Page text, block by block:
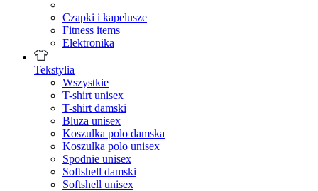
Czapki i kapelusze
Fitness items
Elektronika
Tekstylia
Wszystkie
T-shirt unisex
T-shirt damski
Bluza unisex
Koszulka polo damska
Koszulka polo unisex
Spodnie unisex
Softshell damski
Softshell unisex